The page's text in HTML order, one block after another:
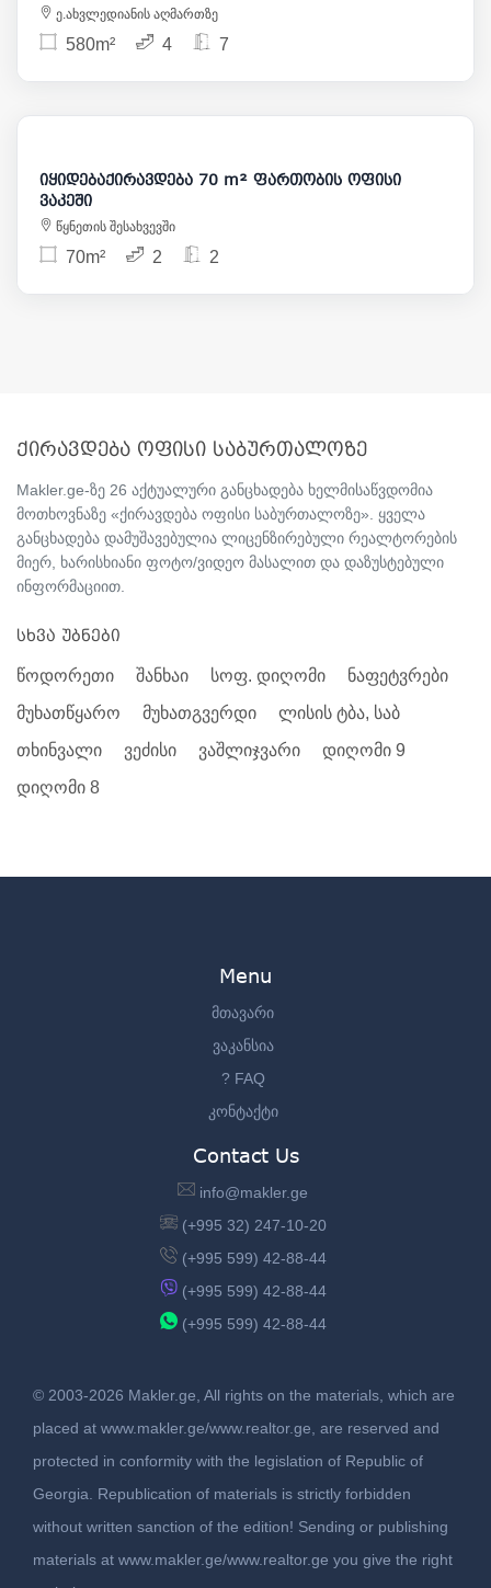
ე.ახვლედიანის აღმართზე
580m² 4 7
175 000
იყიდებაქირავდება 70 m² ფართობის ოფისი
ვაკეში
წყნეთის შესახვევში
70m² 2 2
ქირავდება ოფისი საბურთალოზე
Makler.ge-ზე 26 აქტუალური განცხადება ხელმისაწვდომია
მოთხოვნაზე «ქირავდება ოფისი საბურთალოზე». ყველა
განცხადება დამუშავებულია ლიცენზირებული რეალტორების
მიერ, ხარისხიანი ფოტო/ვიდეო მასალით და დაზუსტებული
ინფორმაციით.
სხვა უბნები
წოდორეთი შანხაი სოფ. დიღომი
ნაფეტვრები
მუხათწყარო
მუხათგვერდი
ლისის ტბა, საბ
თხინვალი
ვეძისი ვაშლიჯვარი
დიღომი 9
დიღომი 8
Menu
მთავარი
ვაკანსია
? FAQ
კონტაქტი
Contact Us
info@makler.ge
(+995 32) 247-10-20
(+995 599) 42-88-44
(+995 599) 42-88-44
(+995 599) 42-88-44
© 2003-2026 Makler.ge, All rights on the materials, which are
placed at www.makler.ge/www.realtor.ge, are reserved and
protected in conformity with the legislation of Republic of
Georgia. Republication of materials is strictly forbidden
without written sanction of the edition! Sending or publishing
materials at www.makler.ge/www.realtor.ge you give the right